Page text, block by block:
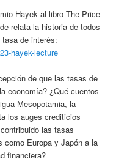
Hayek al libro The Price
relata la historia de todos
de interés:
hayek-lecture
de que las tasas de
economía? ¿Qué cuentos
Mesopotamia, la
los auges crediticios
las tasas
como Europa y Japón a la
financiera?